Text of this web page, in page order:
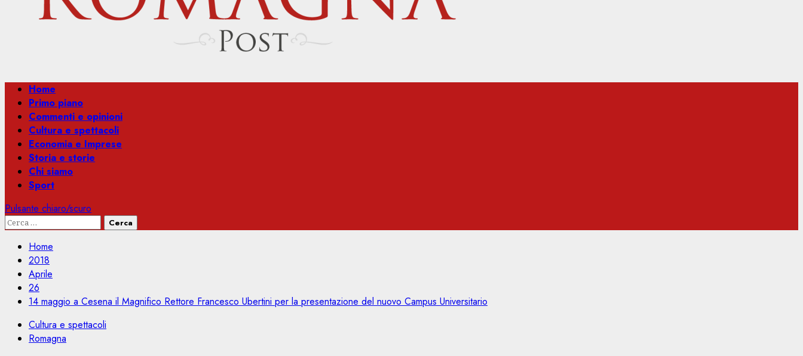
Menu
principale
Home
Primo piano
Commenti e opinioni
Cultura e spettacoli
Economia e Imprese
Storia e storie
Chi siamo
Sport
Pulsante chiaro/scuro
Ricerca
Home
2018
Aprile
26
14 maggio a Cesena il Magnifico Rettore Francesco Ubertini per la presentazione del nuovo Campus Universitario
Cultura e spettacoli
Romagna